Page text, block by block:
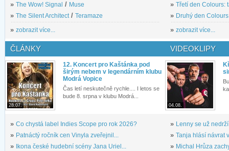
» The Wow! Signal / Muse
» The Silent Architect / Teramaze
» zobrazit více...
» Třetí den Colours:
» Druhý den
» zobrazit více...
ČLÁNKY
28.07.
12. Koncert pro Kaštánka pod
širým nebem v legendárním klubu
Modrá Vopice
Čas letí neskutečně rychle.... I letos se
bude 8. srpna v klubu Modrá...
» Co chystá label Indies Scope pro rok 2026?
» Patnáctý ročník cen Vinyla zveřejnil...
»
Ikona české hudební scény Jana Uriel...
VIDEOKLIPY
04.08.
» Lenny se už
» Tanja hlásí návrat
» Michal Hrůza